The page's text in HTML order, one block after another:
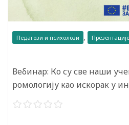
Педагози и психолози , Презентације
Вебинар: Ко су све наши
ромологију као искорак у